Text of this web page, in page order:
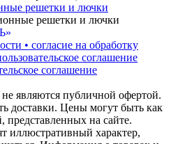
решетки и лючки
• согласие на обработку
соглашение
соглашение
являются публичной офертой.
доставки. Цены могут быть как
на сайте.
иллюстративный характер,